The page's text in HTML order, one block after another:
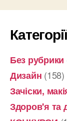
Категорії
Без рубрики
Дизайн (158)
Зачіски,
Здоров'я та